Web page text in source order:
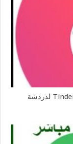
تحميل برنامج تيندر بلس للايفون مجانا 2022 Tinder لدردشة